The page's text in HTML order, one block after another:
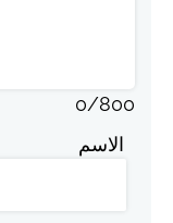
0/800
الاسم